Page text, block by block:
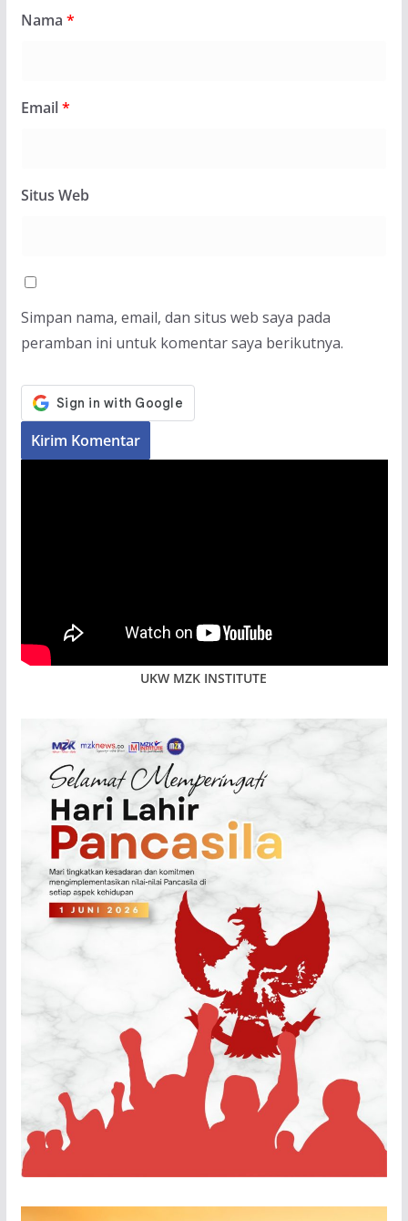
Nama *
Email*
Situs Web
Simpan nama, email, dan situs web saya pada
peramban ini untuk komentar saya berikutnya.
UKW MZK INSTITUTE